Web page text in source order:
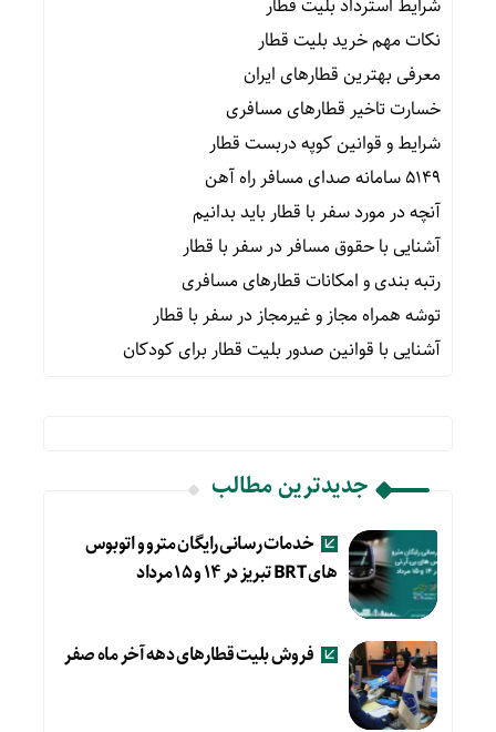
نکات مهم خرید بلیت قطار
معرفی بهترین قطارهای ایران
خسارت تاخیر قطارهای مسافری
شرایط و قوانین کوپه دربست قطار
۵۱۴۹ سامانه صدای مسافر راه آهن
آنچه در مورد سفر با قطار باید بدانیم
آشنایی با حقوق مسافر در سفر با قطار
رتبه بندی و امکانات قطارهای مسافری
توشه همراه مجاز و غیرمجاز در سفر با قطار
آشنایی با قوانین صدور بلیت قطار برای کودکان
جدیدترین مطالب
خدمات رسانی رایگان مترو و اتوبوس
های BRT تبریز در ۱۴ و ۱۵ مرداد
فروش بلیت قطارهای دهه آخر ماه صفر